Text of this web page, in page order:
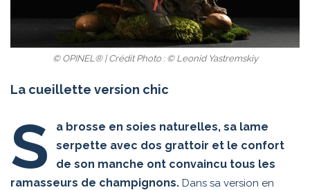
© OPINEL® | Crédit Photo : © Leonid Yastremskiy
La cueillette version chic
S
a brosse en soies naturelles, sa lame
serpette avec dos grattoir et le confort
de son manche ont convaincu tous les
ramasseurs de champignons. Dans sa version en